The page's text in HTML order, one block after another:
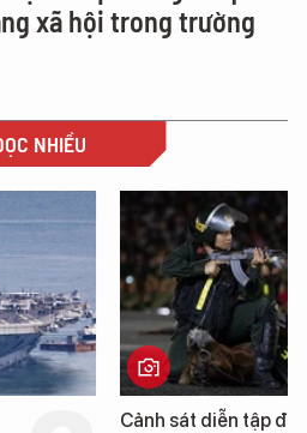
xã hội trong trường
NHIỀU
Cảnh sát diễn tập